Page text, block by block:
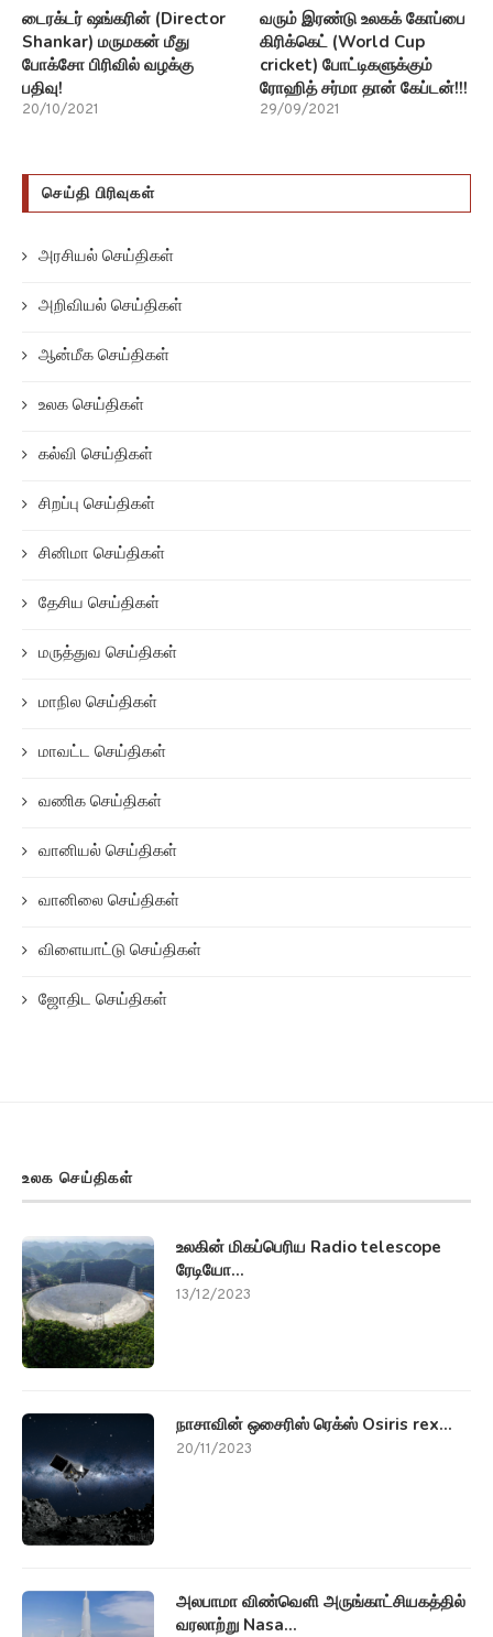
டைரக்டர் ஷங்கரின் (Director
Shankar) மருமகன் மீது
போக்சோ பிரிவில் வழக்கு
பதிவு!
20/10/2021
வரும் இரண்டு உலகக் கோப்பை
கிரிக்கெட் (World Cup
cricket) போட்டிகளுக்கும்
ரோஹித் சர்மா தான் கேப்டன்!!!
29/09/2021
செய்தி பிரிவுகள்
அரசியல் செய்திகள்
அறிவியல் செய்திகள்
ஆன்மீக செய்திகள்
உலக செய்திகள்
கல்வி செய்திகள்
சிறப்பு செய்திகள்
சினிமா செய்திகள்
தேசிய செய்திகள்
மருத்துவ செய்திகள்
மாநில செய்திகள்
மாவட்ட செய்திகள்
வணிக செய்திகள்
வானியல் செய்திகள்
வானிலை செய்திகள்
விளையாட்டு செய்திகள்
ஜோதிட செய்திகள்
உலக செய்திகள்
உலகின் மிகப்பெரிய Radio telescope
ரேடியோ...
13/12/2023
நாசாவின் ஒசைரிஸ் ரெக்ஸ் Osiris rex...
20/11/2023
அலபாமா விண்வெளி அருங்காட்சியகத்தில்
வரலாற்று Nasa...